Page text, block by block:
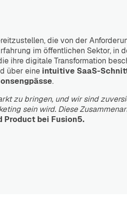
die von der
im öffentlichen Sektor, in
ihre digitale Transformation
über eine intuitive SaaS-
.
zu bringen, und wir sind
sein wird. Diese
Product bei Fusion5.